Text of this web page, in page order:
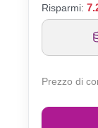
Risparmi:
Prezzo di